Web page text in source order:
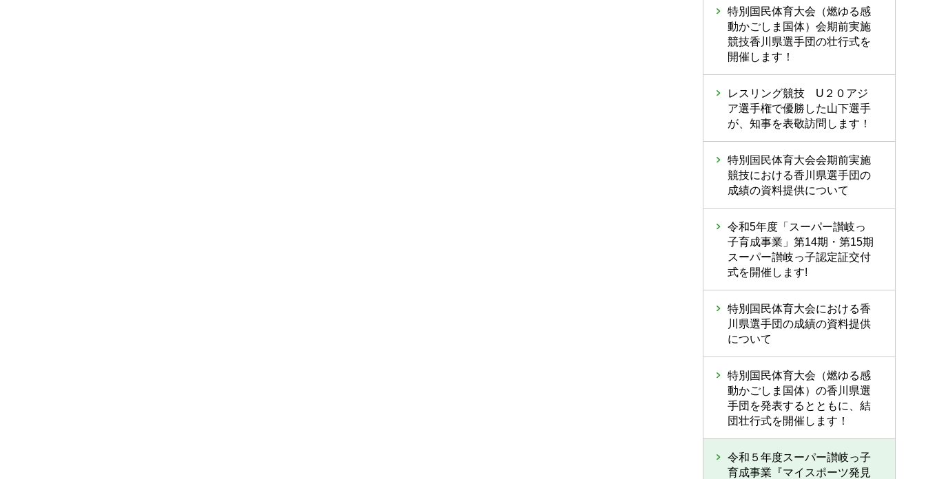
特別国民体育大会（燃ゆる感
動かごしま国体）会期前実施
競技香川県選手団の壮行式を
開催します！
レスリング競技 U２０アジ
ア選手権で優勝した山下選手
が、知事を表敬訪問します！
特別国民体育大会会期前実施
競技における香川県選手団の
成績の資料提供について
令和5年度「スーパー讃岐っ
子育成事業」第14期・第15期
スーパー讃岐っ子認定証交付
式を開催します!
特別国民体育大会における香
川県選手団の成績の資料提供
について
特別国民体育大会（燃ゆる感
動かごしま国体）の香川県選
手団を発表するとともに、結
団壮行式を開催します！
令和５年度スーパー讃岐っ子
育成事業『マイスポーツ発見